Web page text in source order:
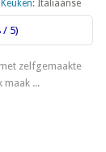
Keuken: Italiaanse
/ 5)
zelfgemaakte
maak ...